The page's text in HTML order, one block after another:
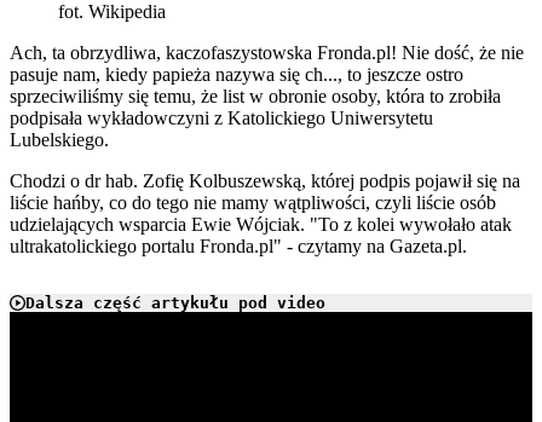
fot. Wikipedia
Ach, ta obrzydliwa, kaczofaszystowska Fronda.pl! Nie dość, że nie
pasuje nam, kiedy papieża nazywa się ch..., to jeszcze ostro
sprzeciwiliśmy się temu, że list w obronie osoby, która to zrobiła
podpisała wykładowczyni z Katolickiego Uniwersytetu
Lubelskiego.
Chodzi o dr hab. Zofię Kolbuszewską, której podpis pojawił się na
liście hańby, co do tego nie mamy wątpliwości, czyli liście osób
udzielających wsparcia Ewie Wójciak. "To z kolei wywołało atak
ultrakatolickiego portalu Fronda.pl" - czytamy na Gazeta.pl.
Dalsza część artykułu pod video